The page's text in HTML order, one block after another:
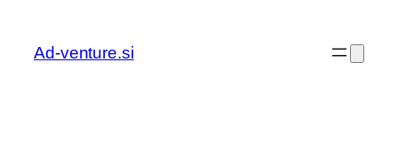
vsebino
Ad-venture.si